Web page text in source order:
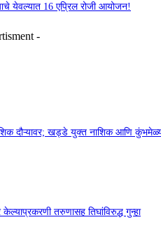
येवल्यात 16 एप्रिल रोजी आयोजन!
-
दौऱ्यावर; खड्डे युक्त नाशिक आणि
तरुणासह तिघांविरुद्ध गुन्हा